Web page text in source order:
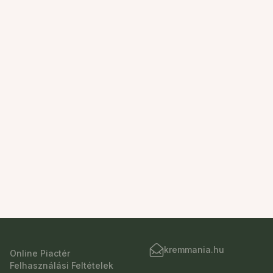
Online Piactér
Felhasználási Feltételek
kremmania.hu